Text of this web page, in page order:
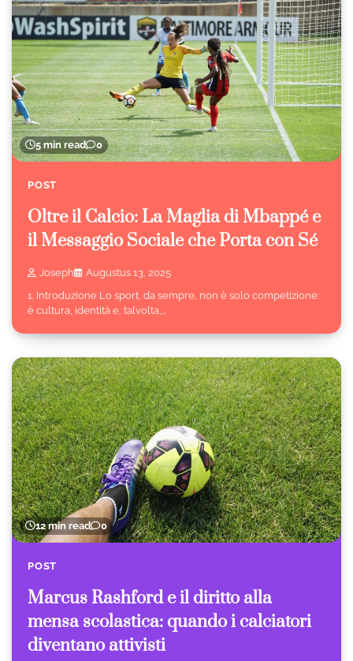
5 min read 0
POST
Oltre il Calcio: La Maglia di Mbappé e
il Messaggio Sociale che Porta con Sé
Joseph
Augustus 13, 2025
1. Introduzione Lo sport, da sempre, non è solo competizione:
è cultura, identità e, talvolta,…
12 min read 0
POST
Marcus Rashford e il diritto alla
mensa scolastica: quando i calciatori
diventano attivisti